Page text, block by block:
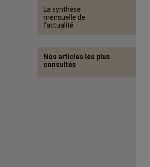
La synthèse
mensuelle de
l'actualité
Nos articles les plus
consultés